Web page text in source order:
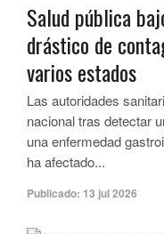
Salud pública
drástico de
varios estados
Las autoridades
nacional tras detectar
una enfermedad
ha afectado...
Publicado: 13 jul 2026